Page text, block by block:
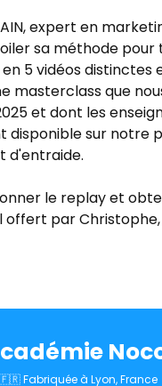
expert en
sa méthode
5 vidéos distinctes
masterclass que
et dont les
disponible sur notre
d'entraide.
le replay et
offert par Christophe,
🇫🇷 Fabriquée à Lyon, France